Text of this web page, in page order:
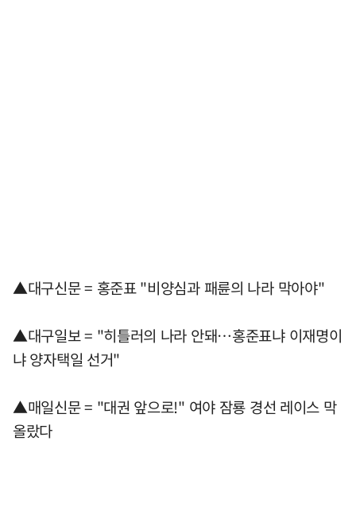
▲대구신문 = 홍준표 "비양심과 패륜의 나라 막아야"
▲대구일보 = "히틀러의 나라 안돼…홍준표냐 이재명이
냐 양자택일 선거"
▲매일신문 = "대권 앞으로!" 여야 잠룡 경선 레이스 막
올랐다